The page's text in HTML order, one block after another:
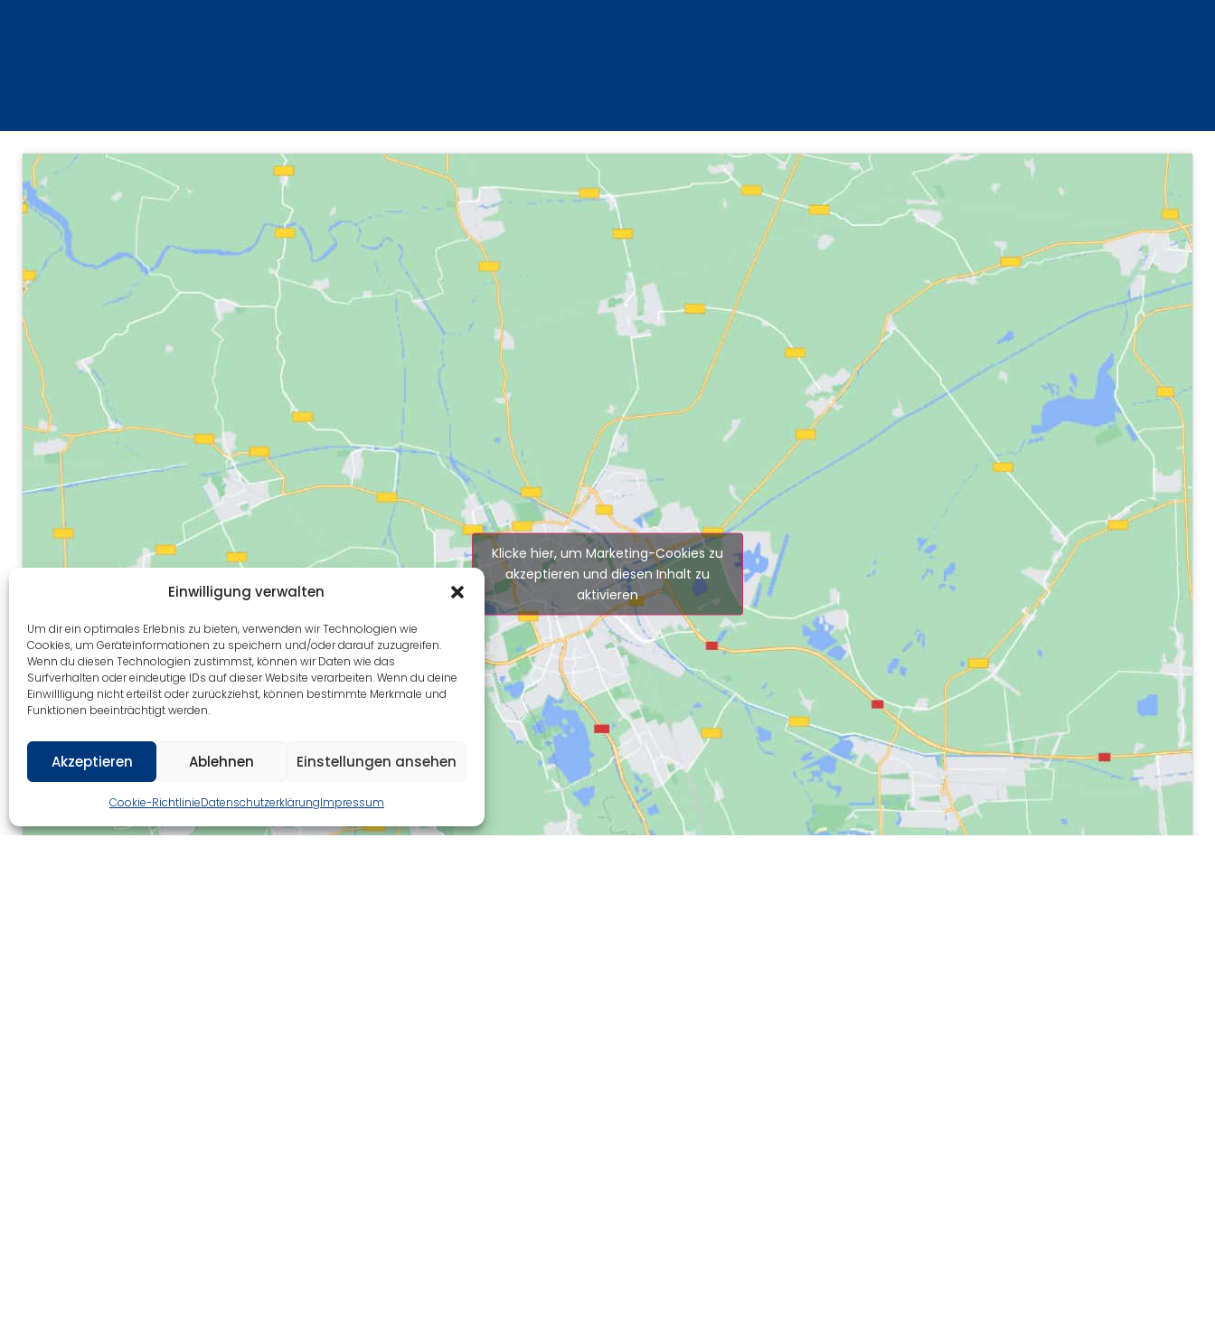
Einwilligung verwalten
Um dir ein optimales Erlebnis zu bieten, verwenden wir Technologien wie
Cookies, um Geräteinformationen zu speichern und/oder darauf zuzugreifen.
Wenn du diesen Technologien zustimmst, können wir Daten wie das
Surfverhalten oder eindeutige IDs auf dieser Website verarbeiten. Wenn du deine
Einwillligung nicht erteilst oder zurückziehst, können bestimmte Merkmale und
Funktionen beeinträchtigt werden.
Akzeptieren Ablehnen Einstellungen ansehen
Cookie-RichtlinieDatenschutzerklärungImpressum
Klicke hier, um Marketing-Cookies zu
akzeptieren und diesen Inhalt zu
aktivieren